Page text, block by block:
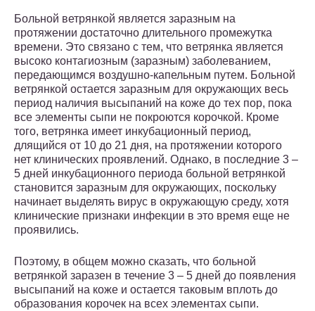
Больной ветрянкой является заразным на
протяжении достаточно длительного промежутка
времени. Это связано с тем, что ветрянка является
высоко контагиозным (заразным) заболеванием,
передающимся воздушно-капельным путем. Больной
ветрянкой остается заразным для окружающих весь
период наличия высыпаний на коже до тех пор, пока
все элементы сыпи не покроются корочкой. Кроме
того, ветрянка имеет инкубационный период,
длящийся от 10 до 21 дня, на протяжении которого
нет клинических проявлений. Однако, в последние 3 –
5 дней инкубационного периода больной ветрянкой
становится заразным для окружающих, поскольку
начинает выделять вирус в окружающую среду, хотя
клинические признаки инфекции в это время еще не
проявились.
Поэтому, в общем можно сказать, что больной
ветрянкой заразен в течение 3 – 5 дней до появления
высыпаний на коже и остается таковым вплоть до
образования корочек на всех элементах сыпи.